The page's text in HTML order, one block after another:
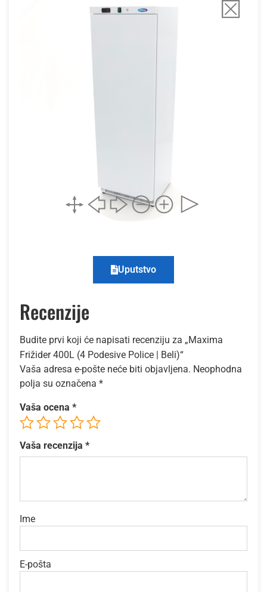
Uputstvo
Recenzije
Budite prvi koji će napisati recenziju za „Maxima
Frižider 400L (4 Podesive Police | Beli)“
Vaša adresa e-pošte neće biti objavljena. Neophodna
polja su označena *
Vaša ocena *
Vaša recenzija *
Ime
E-pošta